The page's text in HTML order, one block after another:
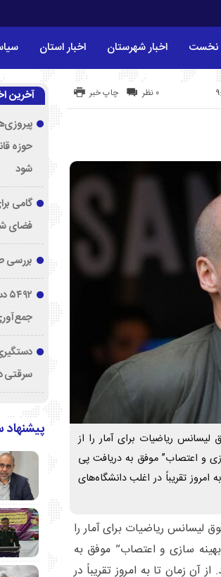
نخست اخبار شهرستان اخبار استان
چاپ خبر ۰ نظر
ریاضیات برای آمار را از
با ارائه تز “بهینه سازی و اعتصاب” موفق به دریافت پی
تقریباً در اغلب دانشگاه‌های
لیسانس ریاضیات برای آمار را
در سال ۱۹۸۲ با ارائه تز “بهینه سازی و اعتصاب” موفق به
زمان تا به امروز تقریباً در
آخرین
حوزه
شود
گامی
فضای
بررسی
سرقتی
پیشنهاد